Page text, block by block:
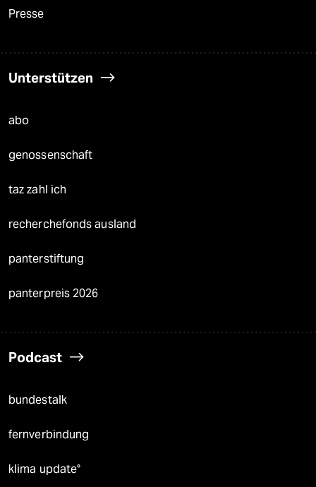
Presse
Unterstützen
abo
genossenschaft
taz zahl ich
recherchefonds ausland
panterstiftung
panterpreis 2026
Podcast
bundestalk
fernverbindung
klima update°